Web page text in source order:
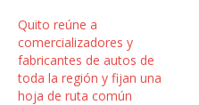
Quito reúne a
comercializadores y
fabricantes de autos de
toda la región y fijan una
hoja de ruta común